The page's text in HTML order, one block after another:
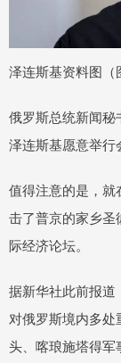
泽连斯基资料图（
俄罗斯总统新闻
泽连斯基愿意举行
值得注意的是，
击了普京的家乡圣
际经济论坛。
据新华社此前报道
对俄罗斯境内多
头、喀琅施塔得军